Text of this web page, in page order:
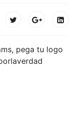
pega tu logo